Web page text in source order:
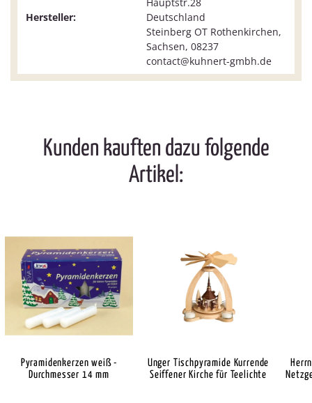
Hersteller:
Deutschland
Steinberg OT Rothenkirchen,
Sachsen, 08237
contact@kuhnert-gmbh.de
Kunden kauften dazu folgende
Artikel:
Pyramidenkerzen weiß -
Durchmesser 14 mm
Unger Tischpyramide Kurrende
Seiffener Kirche für Teelichte